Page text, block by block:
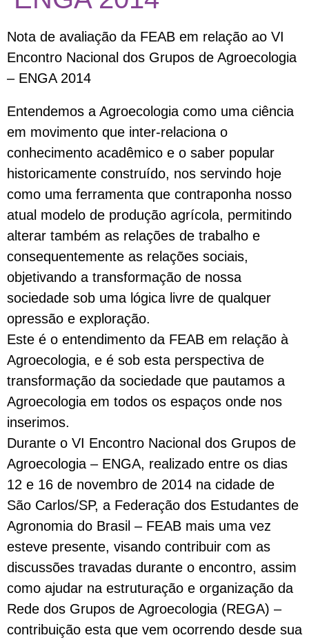
Nota de avaliação da FEAB em relação ao VI
Encontro Nacional dos Grupos de Agroecologia
– ENGA 2014
Entendemos a Agroecologia como uma ciência
em movimento que inter-relaciona o
conhecimento acadêmico e o saber popular
historicamente construído, nos servindo hoje
como uma ferramenta que contraponha nosso
atual modelo de produção agrícola, permitindo
alterar também as relações de trabalho e
consequentemente as relações sociais,
objetivando a transformação de nossa
sociedade sob uma lógica livre de qualquer
opressão e exploração.
Este é o entendimento da FEAB em relação à
Agroecologia, e é sob esta perspectiva de
transformação da sociedade que pautamos a
Agroecologia em todos os espaços onde nos
inserimos.
Durante o VI Encontro Nacional dos Grupos de
Agroecologia – ENGA, realizado entre os dias
12 e 16 de novembro de 2014 na cidade de
São Carlos/SP, a Federação dos Estudantes de
Agronomia do Brasil – FEAB mais uma vez
esteve presente, visando contribuir com as
discussões travadas durante o encontro, assim
como ajudar na estruturação e organização da
Rede dos Grupos de Agroecologia (REGA) –
contribuição esta que vem ocorrendo desde sua